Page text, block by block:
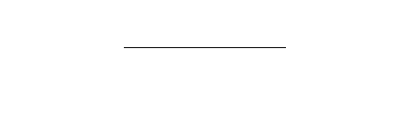
写